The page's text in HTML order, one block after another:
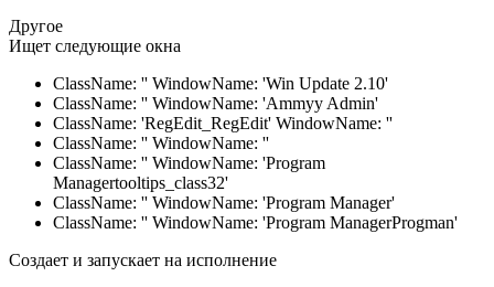
Другое
Ищет следующие окна
ClassName: '' WindowName: 'Win Update 2.10'
ClassName: '' WindowName: 'Ammyy Admin'
ClassName: 'RegEdit_RegEdit' WindowName: ''
ClassName: '' WindowName: ''
ClassName: '' WindowName: 'Program
Managertooltips_class32'
ClassName: '' WindowName: 'Program Manager'
ClassName: '' WindowName: 'Program ManagerProgman'
Создает и запускает на исполнение